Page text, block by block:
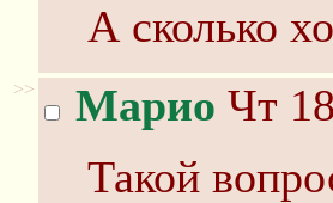
А сколько
>> Марио Чт
Такой